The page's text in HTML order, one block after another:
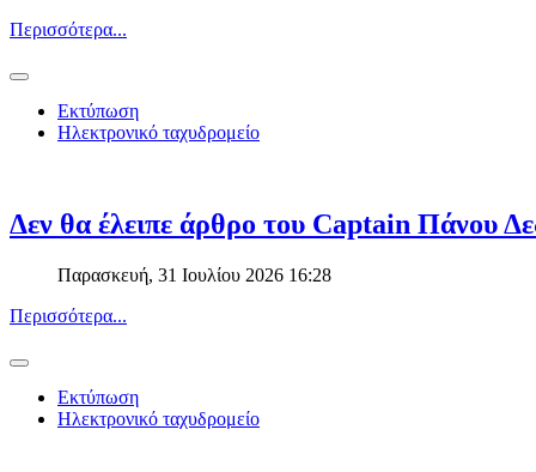
Περισσότερα...
Εκτύπωση
Ηλεκτρονικό ταχυδρομείο
Δεν θα έλειπε άρθρο του Captain Πάνου
Παρασκευή, 31 Ιουλίου 2026 16:28
Περισσότερα...
Εκτύπωση
Ηλεκτρονικό ταχυδρομείο